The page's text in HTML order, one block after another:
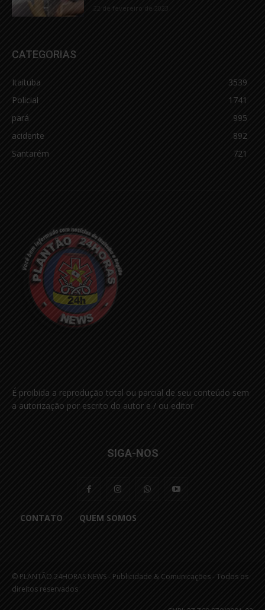
22 de fevereiro de 2023
CATEGORIAS
Itaituba
3539
Policial
1741
pará
995
acidente
892
Santarém
721
É proibida a reprodução total ou parcial de seu conteúdo sem
a autorização por escrito do autor e / ou editor
SIGA-NOS
CONTATO QUEM SOMOS
© PLANTÃO 24HORAS NEWS - Publicidade & Comunicações - Todos os
direitos reservados